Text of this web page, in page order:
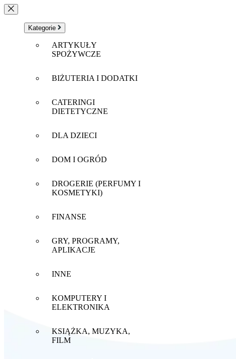
Kategorie
ARTYKUŁY
SPOŻYWCZE
BIŻUTERIA I DODATKI
CATERINGI
DIETETYCZNE
DLA DZIECI
DOM I OGRÓD
DROGERIE (PERFUMY I
KOSMETYKI)
FINANSE
GRY, PROGRAMY,
APLIKACJE
INNE
KOMPUTERY I
ELEKTRONIKA
KSIĄŻKA, MUZYKA,
FILM